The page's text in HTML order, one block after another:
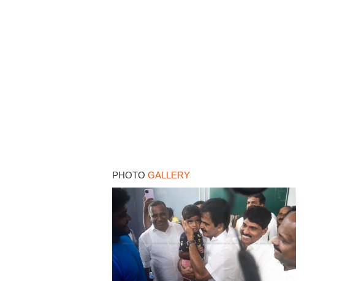
PHOTO GALLERY